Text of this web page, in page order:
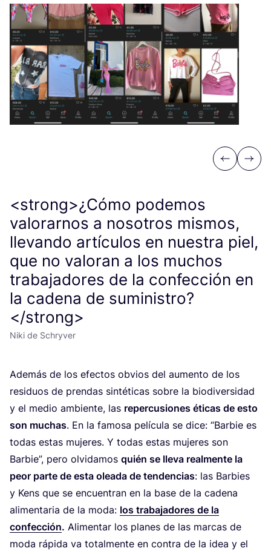
Previous
Next
<strong>¿Cómo podemos
valorarnos a nosotros mismos,
llevando artículos en nuestra piel,
que no valoran a los muchos
trabajadores de la confección en
la cadena de suministro?
</strong>
Niki de Schryver
Ade­más de los efec­tos obvios del aumen­to de los
resi­duos de pren­das sin­té­ti­cas sobre la bio­di­ver­si­dad
y el medio ambien­te, las reper­cu­sio­nes éti­cas de esto
son muchas. En la famo­sa pelí­cu­la se dice: “Bar­bie es
todas estas muje­res. Y todas estas muje­res son
Bar­bie”, pero olvi­da­mos quién se lle­va real­men­te la
peor par­te de esta olea­da de ten­den­cias: las Bar­bies
y Kens que se encuen­tran en la base de la cade­na
ali­men­ta­ria de la moda: los tra­ba­ja­do­res de la
con­fec­ción. Ali­men­tar los pla­nes de las mar­cas de
moda rápi­da va total­men­te en con­tra de la idea y el